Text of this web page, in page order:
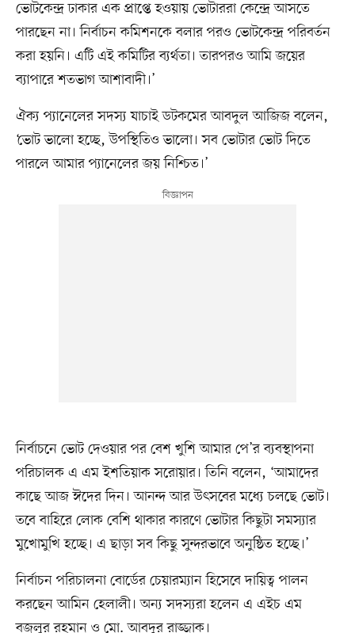
ভোটকেন্দ্র ঢাকার এক প্রাপ্তে হওয়ায় ভোটাররা কেন্দ্রে আসতে
পারছেন না। নির্বাচন কমিশনকে বলার পরও ভোটকেন্দ্র পরিবর্তন
করা হয়নি। এটি এই কমিটির ব্যর্থতা। তারপরও আমি জয়ের
ব্যাপারে শতভাগ আশাবাদী।’
ঐক্য প্যানেলের সদস্য যাচাই ডটকমের আবদুল আজিজ বলেন,
‘ভোট ভালো হচ্ছে, উপস্থিতিও ভালো। সব ভোটার ভোট দিতে
পারলে আমার প্যানেলের জয় নিশ্চিত।’
নির্বাচনে ভোট দেওয়ার পর বেশ খুশি আমার পে’র ব্যবস্থাপনা
পরিচালক এ এম ইশতিয়াক সরোয়ার। তিনি বলেন, ‘আমাদের
কাছে আজ ঈদের দিন। আনন্দ আর উৎসবের মধ্যে চলছে ভোট।
তবে বাহিরে লোক বেশি থাকার কারণে ভোটার কিছুটা সমস্যার
মুখোমুখি হচ্ছে। এ ছাড়া সব কিছু সুন্দরভাবে অনুষ্ঠিত হচ্ছে।’
নির্বাচন পরিচালনা বোর্ডের চেয়ারম্যান হিসেবে দায়িত্ব পালন
করছেন আমিন হেলালী। অন্য সদস্যরা হলেন এ এইচ এম
বজলুর রহমান ও মো. আবদুর রাজ্জাক।